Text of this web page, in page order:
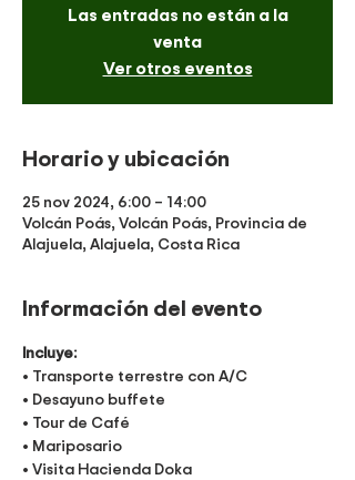
Las entradas no están a la
venta
Ver otros eventos
Horario y ubicación
25 nov 2024, 6:00 – 14:00
Volcán Poás, Volcán Poás, Provincia de
Alajuela, Alajuela, Costa Rica
Información del evento
Incluye:
• Transporte terrestre con A/C
• Desayuno buffete
• Tour de Café
• Mariposario
• Visita Hacienda Doka